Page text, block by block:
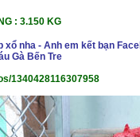
G : 3.150 KG
xổ nha - Anh em kết bạn
Gà Bến Tre
1340428116307958